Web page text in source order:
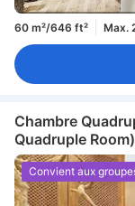
60 m²/646 ft² Max.
Chambre
Quadruple Room)
Convient aux